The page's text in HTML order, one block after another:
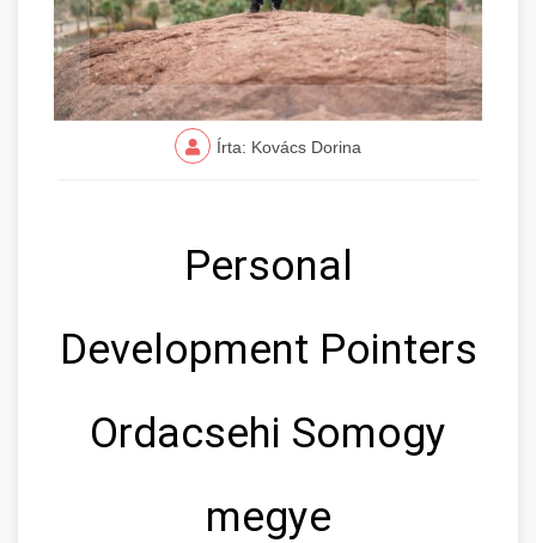
Írta: Kovács Dorina
Personal
Development Pointers
Ordacsehi Somogy
megye